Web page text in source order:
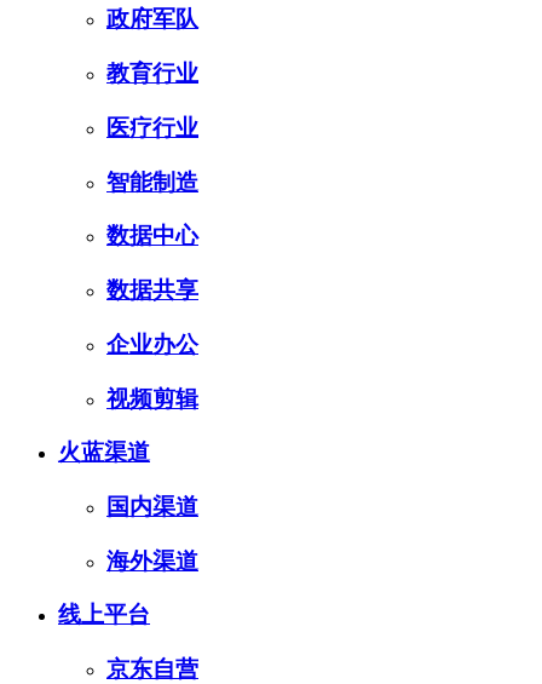
政府军队
教育行业
医疗行业
智能制造
数据中心
数据共享
企业办公
视频剪辑
火蓝渠道
国内渠道
海外渠道
线上平台
京东自营